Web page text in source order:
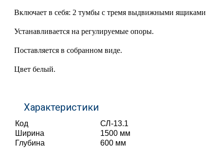
Включает в себя: 2 тумбы с тремя выдвижными ящиками
Устанавливается на регулируемые опоры.
Поставляется в собранном виде.
Цвет белый.
Характеристики
Код
СЛ-13.1
Ширина
1500 мм
Глубина
600 мм